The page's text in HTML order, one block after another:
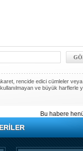
rencide edici cümleler veya
ve büyük harflerle
Bu habere